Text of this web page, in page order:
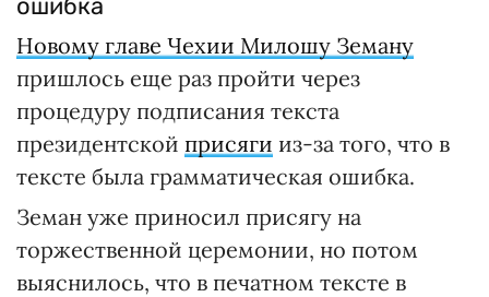
ошибка
Новому главе Чехии Милошу Земану
пришлось еще раз пройти через
процедуру подписания текста
президентской присяги из-за того, что в
тексте была грамматическая ошибка.
Земан уже приносил присягу на
торжественной церемонии, но потом
выяснилось, что в печатном тексте в